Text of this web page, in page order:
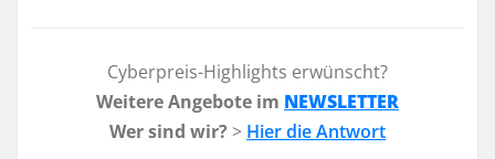
Cyberpreis-Highlights erwünscht?
Weitere Angebote im NEWSLETTER
Wer sind wir? > Hier die Antwort